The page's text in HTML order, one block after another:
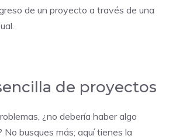
de un proyecto a través de una
de proyectos
¿no debería haber algo
busques más; aquí tienes la